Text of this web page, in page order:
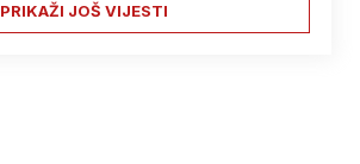
PRIKAŽI JOŠ VIJESTI